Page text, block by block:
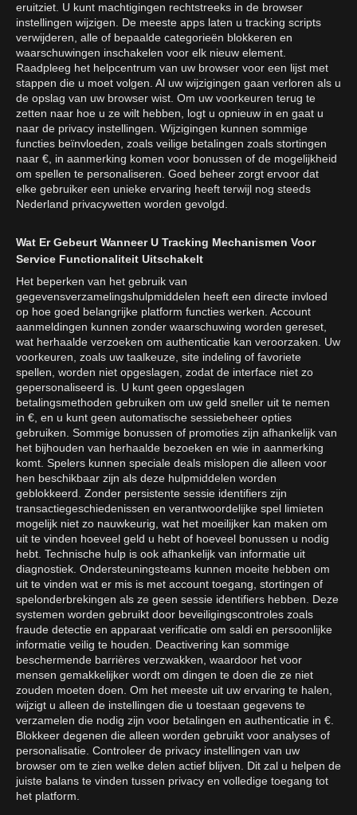
eruitziet. U kunt machtigingen rechtstreeks in de browser
instellingen wijzigen. De meeste apps laten u tracking scripts
verwijderen, alle of bepaalde categorieën blokkeren en
waarschuwingen inschakelen voor elk nieuw element.
Raadpleeg het helpcentrum van uw browser voor een lijst met
stappen die u moet volgen. Al uw wijzigingen gaan verloren als u
de opslag van uw browser wist. Om uw voorkeuren terug te
zetten naar hoe u ze wilt hebben, logt u opnieuw in en gaat u
naar de privacy instellingen. Wijzigingen kunnen sommige
functies beïnvloeden, zoals veilige betalingen zoals stortingen
naar €, in aanmerking komen voor bonussen of de mogelijkheid
om spellen te personaliseren. Goed beheer zorgt ervoor dat
elke gebruiker een unieke ervaring heeft terwijl nog steeds
Nederland privacywetten worden gevolgd.
Wat Er Gebeurt Wanneer U Tracking Mechanismen Voor
Service Functionaliteit Uitschakelt
Het beperken van het gebruik van
gegevensverzamelingshulpmiddelen heeft een directe invloed
op hoe goed belangrijke platform functies werken. Account
aanmeldingen kunnen zonder waarschuwing worden gereset,
wat herhaalde verzoeken om authenticatie kan veroorzaken. Uw
voorkeuren, zoals uw taalkeuze, site indeling of favoriete
spellen, worden niet opgeslagen, zodat de interface niet zo
gepersonaliseerd is. U kunt geen opgeslagen
betalingsmethoden gebruiken om uw geld sneller uit te nemen
in €, en u kunt geen automatische sessiebeheer opties
gebruiken. Sommige bonussen of promoties zijn afhankelijk van
het bijhouden van herhaalde bezoeken en wie in aanmerking
komt. Spelers kunnen speciale deals mislopen die alleen voor
hen beschikbaar zijn als deze hulpmiddelen worden
geblokkeerd. Zonder persistente sessie identifiers zijn
transactiegeschiedenissen en verantwoordelijke spel limieten
mogelijk niet zo nauwkeurig, wat het moeilijker kan maken om
uit te vinden hoeveel geld u hebt of hoeveel bonussen u nodig
hebt. Technische hulp is ook afhankelijk van informatie uit
diagnostiek. Ondersteuningsteams kunnen moeite hebben om
uit te vinden wat er mis is met account toegang, stortingen of
spelonderbrekingen als ze geen sessie identifiers hebben. Deze
systemen worden gebruikt door beveiligingscontroles zoals
fraude detectie en apparaat verificatie om saldi en persoonlijke
informatie veilig te houden. Deactivering kan sommige
beschermende barrières verzwakken, waardoor het voor
mensen gemakkelijker wordt om dingen te doen die ze niet
zouden moeten doen. Om het meeste uit uw ervaring te halen,
wijzigt u alleen de instellingen die u toestaan gegevens te
verzamelen die nodig zijn voor betalingen en authenticatie in €.
Blokkeer degenen die alleen worden gebruikt voor analyses of
personalisatie. Controleer de privacy instellingen van uw
browser om te zien welke delen actief blijven. Dit zal u helpen de
juiste balans te vinden tussen privacy en volledige toegang tot
het platform.